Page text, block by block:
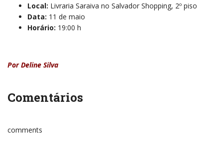
Local: Livraria Saraiva no Salvador Shopping, 2º piso
Data: 11 de maio
Horário: 19:00 h
Por Deline Silva
Comentários
comments